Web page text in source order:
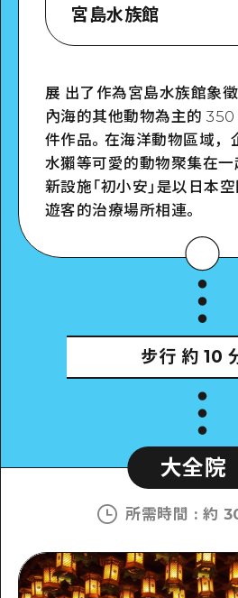
宮島水族館
Google Maps
詳細看看
展 出了作為宮島水族館象
內海的其他動物為主的
件作品。在海洋動物區域，
水獺等可愛的動物聚集在一
新設施「初小安」是以日本
遊客的治療場所相連。
步行 約 10
大全院
所需時間 : 約